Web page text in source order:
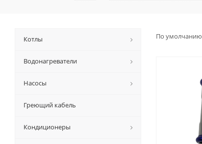
По умолчанию
Котлы
Водонагреватели
Насосы
Греющий кабель
Кондиционеры